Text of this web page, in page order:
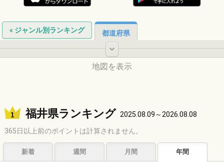
« ジャンル別ランキング 都道府県
-
地図を表示
福井県ランキング 2025.08.09～2026.08.08
365日以上前のポイントは計算されません。
新着 週間 月間 年間